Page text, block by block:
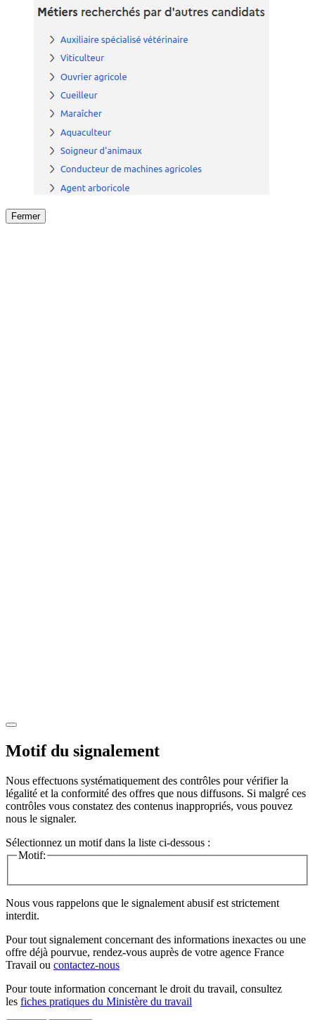
Fermer
Motif du signalement
Nous effectuons systématiquement des contrôles pour vérifier la
légalité et la conformité des offres que nous diffusons. Si malgré ces
contrôles vous constatez des contenus inappropriés, vous pouvez
nous le signaler.
Sélectionnez un motif dans la liste ci-dessous :
Motif:
Nous vous rappelons que le signalement abusif est strictement
interdit.
Pour tout signalement concernant des informations inexactes ou une
offre déjà pourvue, rendez-vous auprès de votre agence France
Travail ou contactez-nous
Pour toute information concernant le droit du travail, consultez
les fiches pratiques du Ministère du travail